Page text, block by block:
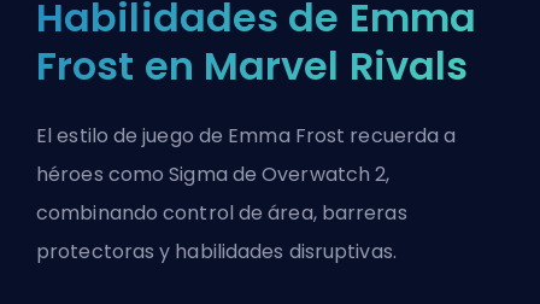
Habilidades de Emma
Frost en Marvel Rivals
El estilo de juego de Emma Frost recuerda a
héroes como Sigma deOverwatch 2,
combinando control de área, barreras
protectoras y habilidades disruptivas.